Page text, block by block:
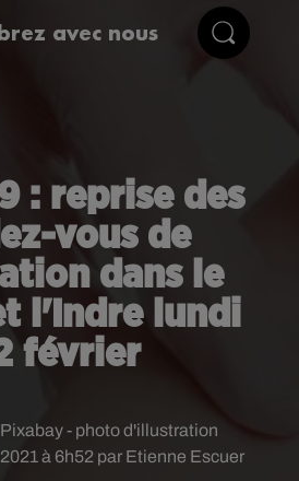
avec nous
: reprise des
vous de
dans le
l'Indre lundi
février
à 6h52 par Etienne Escuer
Pixabay - photo d'illustration